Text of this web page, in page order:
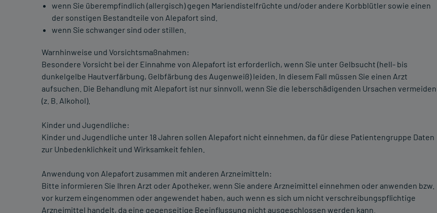
wenn Sie überempfindlich (allergisch) gegen Mariendistelfrüchte und/oder andere Korbblütler sowie einen
der sonstigen Bestandteile von Alepafort sind.
wenn Sie schwanger sind oder stillen.
Warnhinweise und Vorsichtsmaßnahmen:
Besondere Vorsicht bei der Einnahme von Alepafort ist erforderlich, wenn Sie unter Gelbsucht (hell- bis
dunkelgelbe Hautverfärbung, Gelbfärbung des Augenweiß) leiden. In diesem Fall müssen Sie einen Arzt
aufsuchen. Die Behandlung mit Alepafort ist nur sinnvoll, wenn Sie die leberschädigenden Ursachen vermeiden
(z. B. Alkohol).
Kinder und Jugendliche:
Kinder und Jugendliche unter 18 Jahren sollen Alepafort nicht einnehmen, da für diese Patientengruppe Daten
zur Unbedenklichkeit und Wirksamkeit fehlen.
Anwendung von Alepafort zusammen mit anderen Arzneimitteln:
Bitte informieren Sie Ihren Arzt oder Apotheker, wenn Sie andere Arzneimittel einnehmen oder anwenden bzw.
vor kurzem eingenommen oder angewendet haben, auch wenn es sich um nicht verschreibungspflichtige
Arzneimittel handelt, da eine gegenseitige Beeinflussung nicht ausgeschlossen werden kann.